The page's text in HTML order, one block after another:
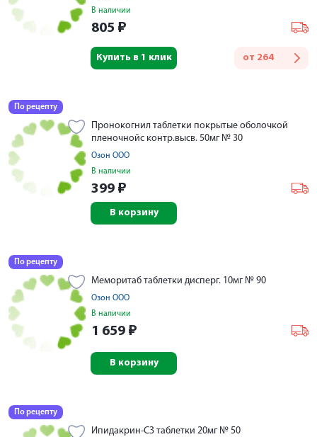
В наличии
805 ₽
от 264
Купить в 1 клик
По рецепту
Пронокогнил таблетки покрытые оболочкой
пленочнойс контр.высв. 50мг № 30
Озон ООО
В наличии
399 ₽
В корзину
По рецепту
Меморитаб таблетки дисперг. 10мг № 90
Озон ООО
В наличии
1 659 ₽
В корзину
По рецепту
Ипидакрин-СЗ таблетки 20мг № 50